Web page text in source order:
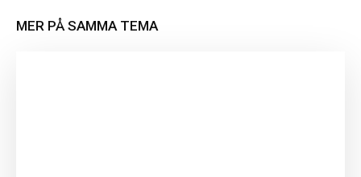
MER PÅ SAMMA TEMA